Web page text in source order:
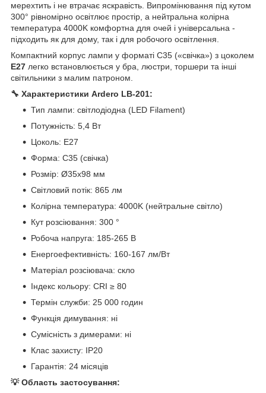
мерехтить і не втрачає яскравість. Випромінювання під кутом
300° рівномірно освітлює простір, а нейтральна колірна
температура 4000K комфортна для очей і універсальна -
підходить як для дому, так і для робочого освітлення.
Компактний корпус лампи у форматі C35 («свічка») з цоколем
E27 легко встановлюється у бра, люстри, торшери та інші
світильники з малим патроном.
🔧 Характеристики Ardero LB-201:
Тип лампи: світлодіодна (LED Filament)
Потужність: 5,4 Вт
Цоколь: E27
Форма: C35 (свічка)
Розмір: Ø35x98 мм
Світловий потік: 865 лм
Колірна температура: 4000K (нейтральне світло)
Кут розсіювання: 300 °
Робоча напруга: 185-265 В
Енергоефективність: 160-167 лм/Вт
Матеріал розсіювача: скло
Індекс кольору: CRI ≥ 80
Термін служби: 25 000 годин
Функція димування: ні
Сумісність з димерами: ні
Клас захисту: IP20
Гарантія: 24 місяців
💡 Область застосування: